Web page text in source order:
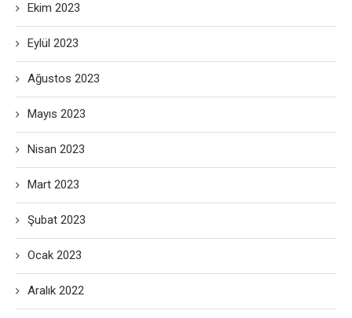
Ekim 2023
Eylül 2023
Ağustos 2023
Mayıs 2023
Nisan 2023
Mart 2023
Şubat 2023
Ocak 2023
Aralık 2022